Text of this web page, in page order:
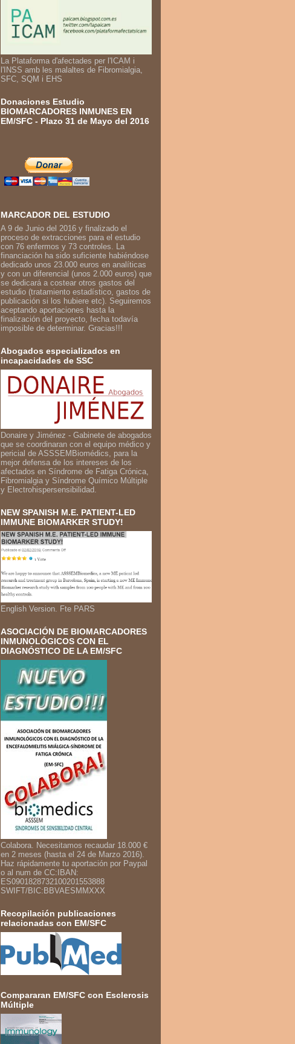
La Plataforma d'afectades per l'ICAM i
l'INSS amb les malaltes de Fibromialgia,
SFC, SQM i EHS
Donaciones Estudio
BIOMARCADORES INMUNES EN
EM/SFC - Plazo 31 de Mayo del 2016
MARCADOR DEL ESTUDIO
A 9 de Junio del 2016 y finalizado el
proceso de extracciones para el estudio
con 76 enfermos y 73 controles. La
financiación ha sido suficiente habiéndose
dedicado unos 23.000 euros en analíticas
y con un diferencial (unos 2.000 euros) que
se dedicará a costear otros gastos del
estudio (tratamiento estadístico, gastos de
publicación si los hubiere etc). Seguiremos
aceptando aportaciones hasta la
finalización del proyecto, fecha todavía
imposible de determinar. Gracias!!!
Abogados especializados en
incapacidades de SSC
Donaire y Jiménez - Gabinete de abogados
que se coordinaran con el equipo médico y
pericial de ASSSEMBiomédics, para la
mejor defensa de los intereses de los
afectados en Síndrome de Fatiga Crónica,
Fibromialgia y Síndrome Químico Múltiple
y Electrohispersensibilidad.
NEW SPANISH M.E. PATIENT-LED
IMMUNE BIOMARKER STUDY!
English Version. Fte PARS
ASOCIACIÓN DE BIOMARCADORES
INMUNOLÓGICOS CON EL
DIAGNÓSTICO DE LA EM/SFC
Colabora. Necesitamos recaudar 18.000 €
en 2 meses (hasta el 24 de Marzo 2016).
Haz rápidamente tu aportación por Paypal
o al num de CC:IBAN:
ES0901828732100201553888
SWIFT/BIC:BBVAESMMXXX
Recopilación publicaciones
relacionadas con EM/SFC
Compararan EM/SFC con Esclerosis
Múltiple